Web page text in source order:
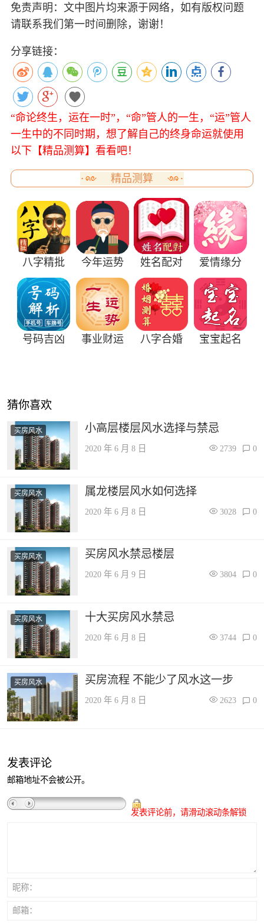
免责声明：文中图片均来源于网络，如有版权问题
请联系我们第一时间删除，谢谢！
分享链接：
“命论终生，运在一时”，“命”管人的一生，“运”管人
一生中的不同时期，想了解自己的终身命运就使用
以下【精品测算】看看吧！
精品测算
八字精批 今年运势 姓名配对 爱情缘分
号码吉凶 事业财运 八字合婚 宝宝起名
猜你喜欢
买房风水 小高层楼层风水选择与禁忌
2020 年 6 月 8 日 2739 0
买房风水 属龙楼层风水如何选择
2020 年 6 月 8 日 3028 0
买房风水 买房风水禁忌楼层
2020 年 6 月 9 日 3804 0
买房风水 十大买房风水禁忌
2020 年 6 月 8 日 3744 0
买房风水 买房流程 不能少了风水这一步
2020 年 6 月 8 日 2623 0
发表评论
邮箱地址不会被公开。
发表评论前，请滑动滚动条解锁
昵称：
邮箱：